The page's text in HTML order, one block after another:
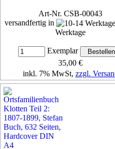
Art-Nr. CSB-00043
versandfertig in
Werktage
Exemplar
35,00 €
inkl. 7% MwSt, zzgl.